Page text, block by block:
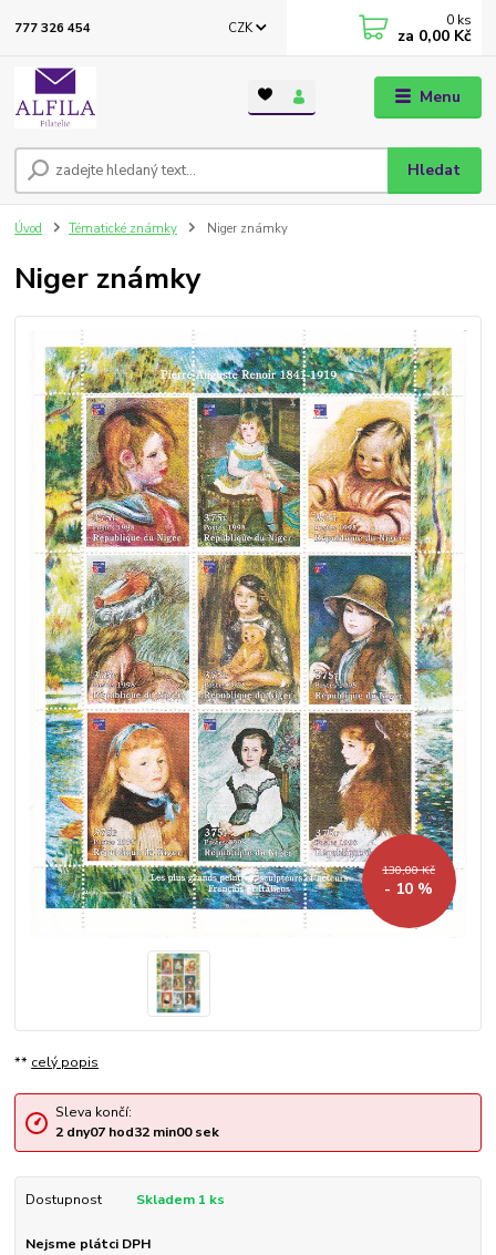
Menu
CZK
Hledat
777 326 454 0 ks
za 0,00 Kč
Úvod Tématické známky Niger známky
Niger známky
130,00 Kč
- 10 %
** celý popis
Sleva končí:
2 dny07hod32min00sek
Dostupnost Skladem 1 ks
Nejsme plátci DPH